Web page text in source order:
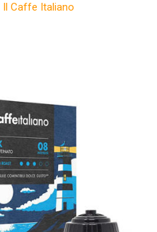
Il Caffe Italiano